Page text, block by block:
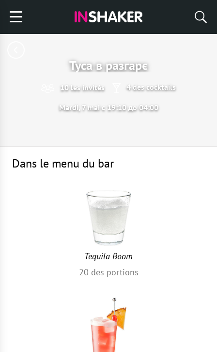
Туса в разгарє
10 les invités 4 des cocktails
Mardi, 7 mai с 19:10 до 04:00
Dans le menu du bar
Tequila Boom
20 des portions